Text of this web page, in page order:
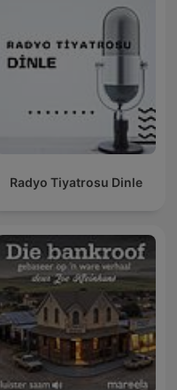
Radyo Tiyatrosu Dinle